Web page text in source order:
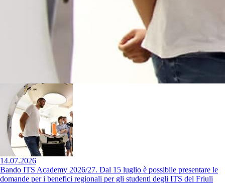
14.07.2026
Bando ITS Academy 2026/27. Dal 15 luglio è possibile presentare le
domande per i benefici regionali per gli studenti degli ITS del Friuli